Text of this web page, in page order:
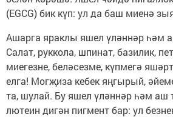
(EGCG) бик күп: ул да баш миенә
Ашарга яраклы яшел үләннәр һәм
Салат, руккола, шпинат, базилик,
миегезне, беләсезме, күпмегә
елга! Могҗиза кебек яңгырый,
та, шулай. Бу яшел үләннәр һәм аш
лютеин дигән пигмент бар: ул